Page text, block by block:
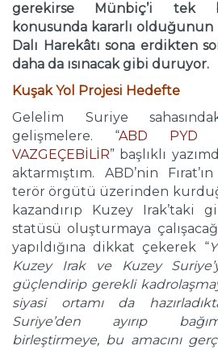
gerekirse Münbiç’i tek
konusunda kararlı olduğunun
Dalı Harekâtı sona erdikten
daha da ısınacak gibi duruyor.
Kuşak Yol Projesi Hedefte
Gelelim Suriye
gelişmelere. “ABD PYD
VAZGEÇEBİLİR” başlıklı
aktarmıştım. ABD’nin
terör örgütü üzerinden
kazandırıp Kuzey Irak’taki
statüsü oluşturmaya
yapıldığına dikkat çekerek “
Kuzey Irak ve Kuzey
güçlendirip gerekli
siyasi ortamı da
Suriye’den ayırıp
birleştirmeye, bu amacını